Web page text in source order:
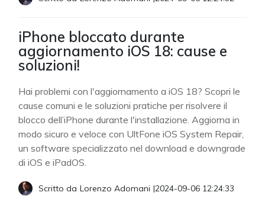
iPhone bloccato durante
aggiornamento iOS 18: cause e
soluzioni!
Hai problemi con l'aggiornamento a iOS 18? Scopri le
cause comuni e le soluzioni pratiche per risolvere il
blocco dell’iPhone durante l'installazione. Aggiorna in
modo sicuro e veloce con UltFone iOS System Repair,
un software specializzato nel download e downgrade
di iOS e iPadOS.
Scritto da Lorenzo Adomani |2024-09-06 12:24:33